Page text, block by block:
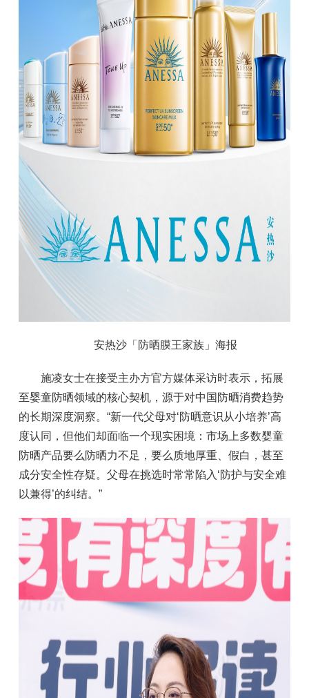
安热沙「防晒膜王家族」海报
施凌女士在接受主办方官方媒体采访时表示，拓展
至婴童防晒领域的核心契机，源于对中国防晒消费趋势
的长期深度洞察。“新一代父母对‘防晒意识从小培养’高
度认同，但他们却面临一个现实困境：市场上多数婴童
防晒产品要么防晒力不足，要么质地厚重、假白，甚至
成分安全性存疑。父母在挑选时常常陷入‘防护与安全难
以兼得’的纠结。”